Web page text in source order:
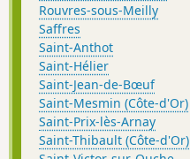
Rouvres-sous-Meilly
Saffres
Saint-Anthot
Saint-Hélier
Saint-Jean-de-Bœuf
Saint-Mesmin (Côte-d'Or)
Saint-Prix-lès-Arnay
Saint-Thibault (Côte-d'Or)